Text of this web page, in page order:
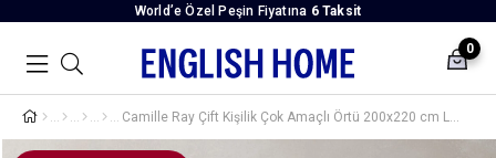
World’e Özel Peşin Fiyatına 6 Taksit
0
Camille Ray Çift Kişilik Çok Amaçlı Örtü 200x220 cm Lacivert